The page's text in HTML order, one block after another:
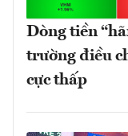
Dòng tiền
trường điều
cực thấp